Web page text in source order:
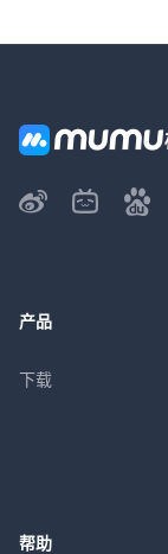
产品
下载
帮助